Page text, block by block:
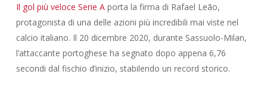
Il gol più veloce Serie Aporta la firma di Rafael Leão,
protagonista di una delle azioni più incredibili mai viste nel
calcio italiano. Il 20 dicembre 2020, durante Sassuolo-Milan,
l’attaccante portoghese ha segnato dopo appena 6,76
secondi dal fischio d’inizio, stabilendo un record storico.